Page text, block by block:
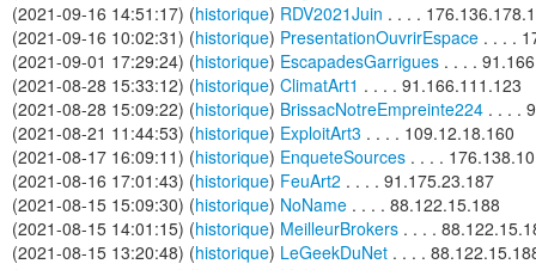
(2021-09-16 14:51:17) (historique) RDV2021Juin . . . .
(2021-09-16 10:02:31) (historique) PresentationOuvrirEspace . . . .
(2021-09-01 17:29:24) (historique) EscapadesGarrigues . . . .
(2021-08-28 15:33:12) (historique) ClimatArt1 . . . . 91.166.111.123
(2021-08-28 15:09:22) (historique) BrissacNotreEmpreinte224 . . . .
(2021-08-21 11:44:53) (historique) ExploitArt3 . . . . 109.12.18.160
(2021-08-17 16:09:11) (historique) EnqueteSources . . . .
(2021-08-16 17:01:43) (historique) FeuArt2 . . . . 91.175.23.187
(2021-08-15 15:09:30) (historique) NoName . . . . 88.122.15.188
(2021-08-15 14:01:15) (historique) MeilleurBrokers . . . .
(2021-08-15 13:20:48) (historique) LeGeekDuNet . . . .